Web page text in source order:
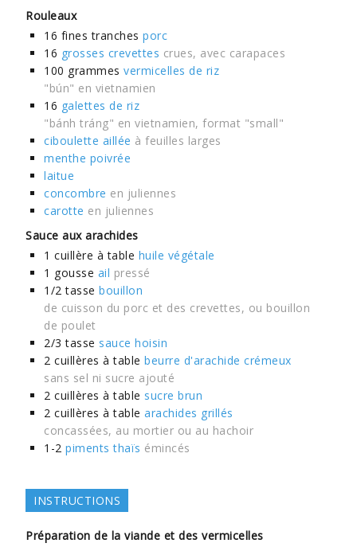
Rouleaux
16 fines tranches porc
16 grosses crevettes crues, avec carapaces
100 grammes vermicelles de riz
"bún" en vietnamien
16 galettes de riz
"bánh tráng" en vietnamien, format "small"
ciboulette aillée à feuilles larges
menthe poivrée
laitue
concombre en juliennes
carotte en juliennes
Sauce aux arachides
1 cuillère à table huile végétale
1 gousse ail pressé
1/2 tasse bouillon
de cuisson du porc et des crevettes, ou bouillon
de poulet
2/3 tasse sauce hoisin
2 cuillères à table beurre d'arachide crémeux
sans sel ni sucre ajouté
2 cuillères à table sucre brun
2 cuillères à table arachides grillés
concassées, au mortier ou au hachoir
1-2 piments thaïs émincés
INSTRUCTIONS
Préparation de la viande et des vermicelles